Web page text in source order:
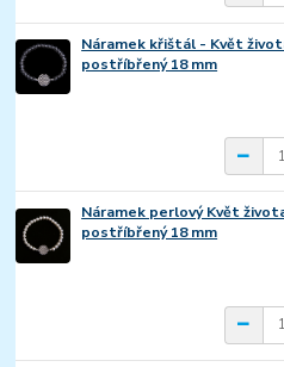
Náramek křištál - Květ
postříbřený 18 mm
Náramek perlový Květ
postříbřený 18 mm